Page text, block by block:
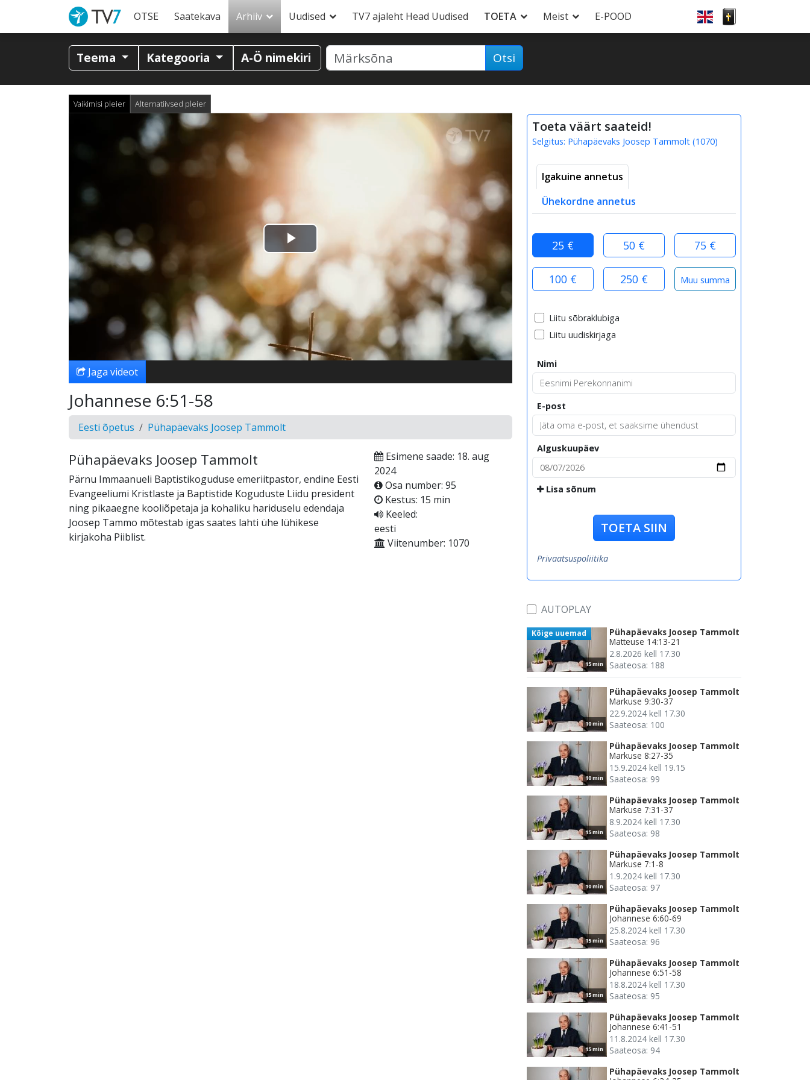
OTSE Saatekava Arhiiv Uudised TV7 ajaleht Head Uudised TOETA Meist E-POOD
Teema Kategooria A-Ö nimekiri Otsi
Vaikimisi pleier Alternatiivsed pleier
Esita
video
Jaga videot
Johannese 6:51-58
Eesti õpetus Pühapäevaks Joosep Tammolt
Pühapäevaks Joosep Tammolt
Pärnu Immaanueli Baptistikoguduse emeriitpastor, endine Eesti
Evangeeliumi Kristlaste ja Baptistide Koguduste Liidu president
ning pikaaegne kooliõpetaja ja kohaliku hariduselu edendaja
Joosep Tammo mõtestab igas saates lahti ühe lühikese
kirjakoha Piiblist.
Esimene saade: 18. aug
2024
Osa number: 95
Kestus: 15 min
Keeled:
eesti
Viitenumber: 1070
Toeta väärt saateid!
Selgitus: Pühapäevaks Joosep Tammolt (1070)
Igakuine annetus
Ühekordne annetus
25 € 50 € 75 €
100 € 250 €
Liitu sõbraklubiga
Liitu uudiskirjaga
Nimi
E-post
Alguskuupäev
Lisa sõnum
TOETA SIIN
Privaatsuspoliitika
AUTOPLAY
15 min
Kõige uuemad
Pühapäevaks Joosep Tammolt
Matteuse 14:13-21
2.8.2026 kell 17.30
Saateosa: 188
10 min
Pühapäevaks Joosep Tammolt
Markuse 9:30-37
22.9.2024 kell 17.30
Saateosa: 100
10 min
Pühapäevaks Joosep Tammolt
Markuse 8:27-35
15.9.2024 kell 19.15
Saateosa: 99
15 min
Pühapäevaks Joosep Tammolt
Markuse 7:31-37
8.9.2024 kell 17.30
Saateosa: 98
10 min
Pühapäevaks Joosep Tammolt
Markuse 7:1-8
1.9.2024 kell 17.30
Saateosa: 97
15 min
Pühapäevaks Joosep Tammolt
Johannese 6:60-69
25.8.2024 kell 17.30
Saateosa: 96
15 min
Pühapäevaks Joosep Tammolt
Johannese 6:51-58
18.8.2024 kell 17.30
Saateosa: 95
15 min
Pühapäevaks Joosep Tammolt
Johannese 6:41-51
11.8.2024 kell 17.30
Saateosa: 94
Pühapäevaks Joosep Tammolt